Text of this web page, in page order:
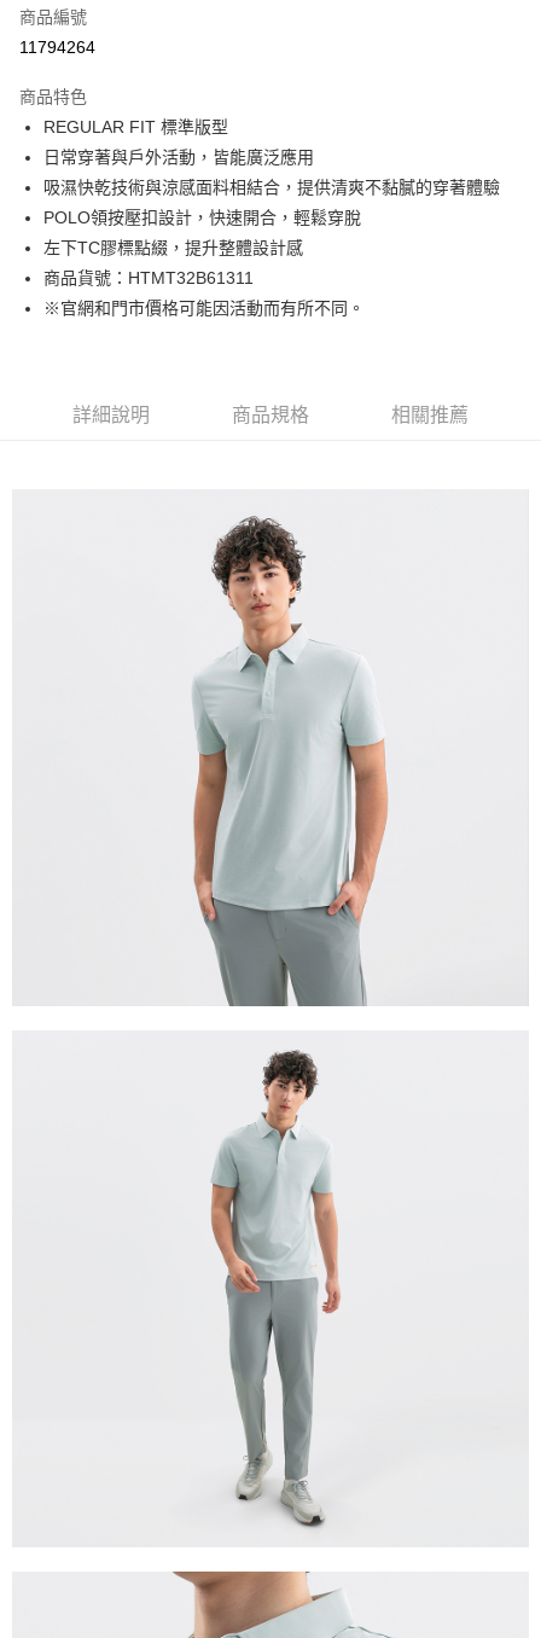
LINE Pay
街口支付
悠遊付
Google Pay
貨到付款
運送方式
每筆NT$130，滿NT$1,000(含以上)免運費
商品編號
11794264
商品特色
REGULAR FIT 標準版型
日常穿著與戶外活動，皆能廣泛應用
吸濕快乾技術與涼感面料相結合，提供清爽不黏膩的穿著體驗
POLO領按壓扣設計，快速開合，輕鬆穿脫
左下TC膠標點綴，提升整體設計感
商品貨號：HTMT32B61311
※官網和門市價格可能因活動而有所不同。
詳細說明 商品規格 相關推薦